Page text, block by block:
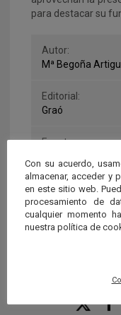
para destacar su
Autor:
Mª Begoña
Editorial:
Graó
Fuente:
Con su acuerdo,
almacenar, acceder y
en este sitio web.
procesamiento de
cualquier momento
nuestra política de